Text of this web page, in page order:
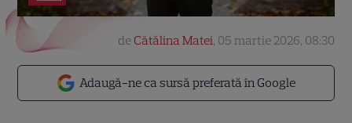
Adaugă-ne ca sursă preferată în Google
de Cătălina Matei, 05 martie 2026, 08:30